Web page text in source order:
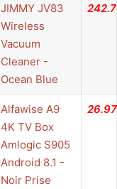
JIMMY JV83
Wireless
Vacuum
Cleaner -
Ocean Blue
Alfawise A9
4K TV Box
Amlogic S905
Android 8.1 -
Noir Prise
26.97